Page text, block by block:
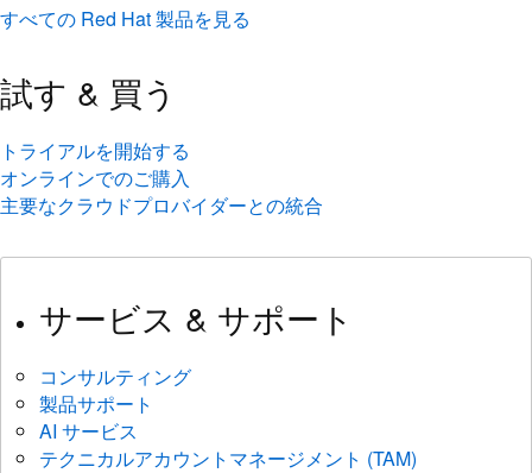
すべての Red Hat 製品を見る
試す & 買う
トライアルを開始する
オンラインでのご購入
主要なクラウドプロバイダーとの統合
サービス & サポート
コンサルティング
製品サポート
AI サービス
テクニカルアカウントマネージメント (TAM)